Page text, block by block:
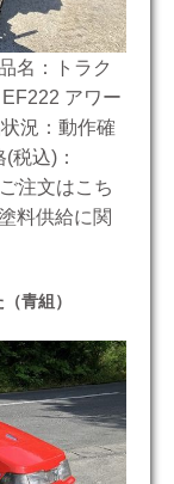
名：トラク
アワー
況：動作確
税込)：
注文はこち
料供給に関
青組）